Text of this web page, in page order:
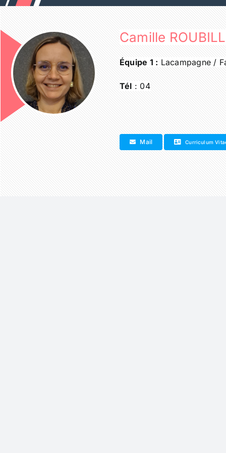
Passer
au
contenu
Camille
Équipe 1 : Lacampagne /
Tél : 04
Mail Curriculum